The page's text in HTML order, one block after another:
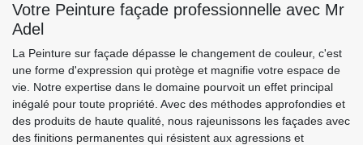
Votre Peinture façade professionnelle avec Mr
Adel
La Peinture sur façade dépasse le changement de couleur, c'est
une forme d'expression qui protège et magnifie votre espace de
vie. Notre expertise dans le domaine pourvoit un effet principal
inégalé pour toute propriété. Avec des méthodes approfondies et
des produits de haute qualité, nous rajeunissons les façades avec
des finitions permanentes qui résistent aux agressions et